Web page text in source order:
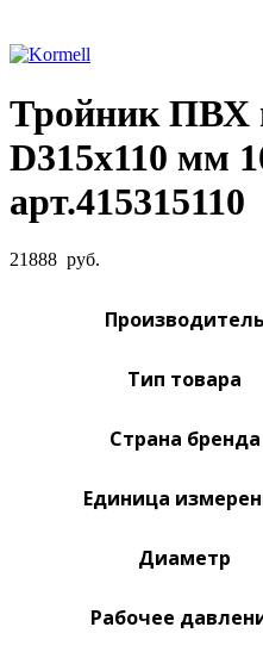
Тройник ПВХ
D315х110 мм
арт.415315110
21888 руб.
Производитель
Тип товара
Страна бренда
Единица
Диаметр
Рабочее